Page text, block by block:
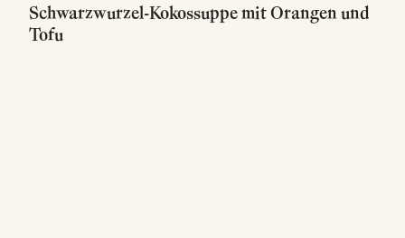
Schwarzwurzel-Kokossuppe mit Orangen und
Tofu